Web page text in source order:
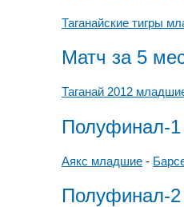
Таганайские тигры
Матч за 5
Таганай 2012
Полуфинал-1
Аякс младшие -
Полуфинал-2